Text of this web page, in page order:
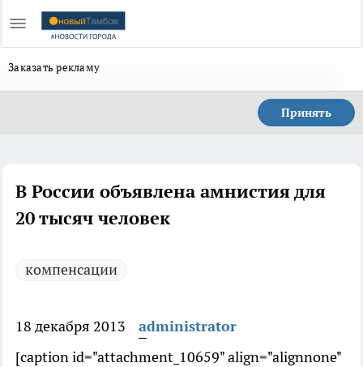
Заказать рекламу
Принять
В России объявлена амнистия для
20 тысяч человек
компенсации
18 декабря 2013
administrator
[caption id="attachment_10659" align="alignnone"